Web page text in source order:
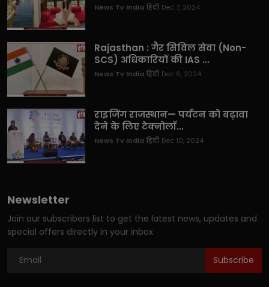
News Tv India हिंदी Dec 7, 2024
Rajasthan : गैर सिविल सेवा (Non-
SCS) अधिकारियों की IAS ...
News Tv India हिंदी Dec 6, 2024
राइजिंग राजस्थान— पर्यटन को बढ़ावा
देने के लिए टेक्नोलॉ...
News Tv India हिंदी Dec 10, 2024
Newsletter
Join our subscribers list to get the latest news, updates and
special offers directly in your inbox
Subscribe